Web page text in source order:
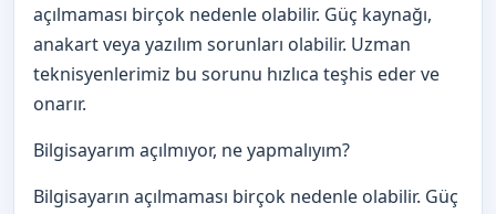
açılmaması birçok nedenle olabilir. Güç kaynağı,
anakart veya yazılım sorunları olabilir. Uzman
teknisyenlerimiz bu sorunu hızlıca teşhis eder ve
onarır.
Bilgisayarım açılmıyor, ne yapmalıyım?
Bilgisayarın açılmaması birçok nedenle olabilir. Güç